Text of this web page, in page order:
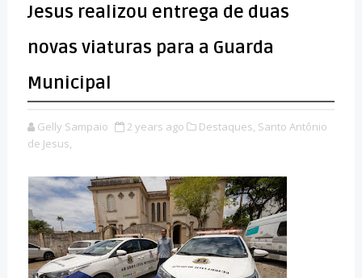
Jesus realizou entrega de duas
novas viaturas para a Guarda
Municipal
Gelly Sampaio 2 years ago Destaques, Santo Antônio
de Jesus,